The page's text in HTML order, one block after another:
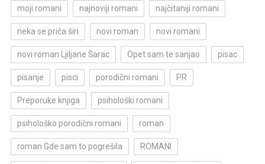
moji romani najnoviji romani najčitaniji romani
neka se priča širi novi roman novi romani
novi roman Ljiljane Šarac Opet sam te sanjao pisac
pisanje pisci porodični romani PR
Preporuke knjiga psihološki romani
psihološko porodični romani roman
roman Gde sam to pogrešila ROMANI